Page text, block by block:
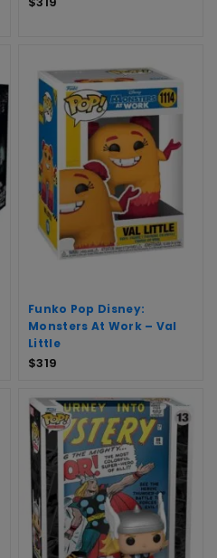
Funko Pop Disney:
Monsters At Work – Val
Little
$319